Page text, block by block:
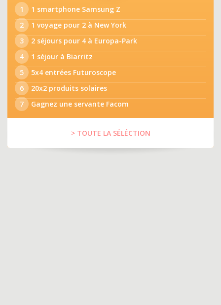
1
1 smartphone Samsung Z
2
1 voyage pour 2 à New York
3
2 séjours pour 4 à Europa-Park
4
1 séjour à Biarritz
5
5x4 entrées Futuroscope
6
20x2 produits solaires
7
Gagnez une servante Facom
> TOUTE LA SÉLÉCTION